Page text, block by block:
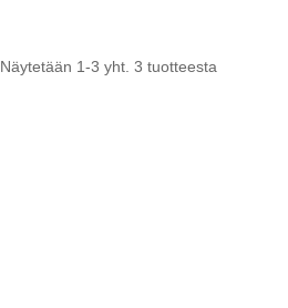
Näytetään 1-3 yht. 3 tuotteesta